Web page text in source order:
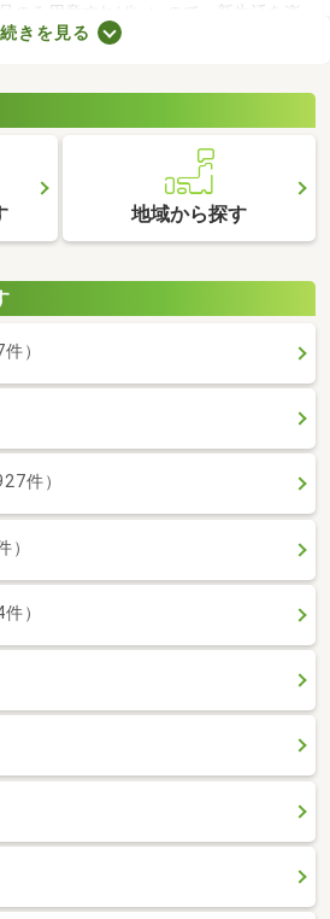
のみ用意すればいいので、新生活を楽
、家電・家具付きの物件を紹介しま
みましょう。
続きを見る
地域から探す
）
件）
）
）